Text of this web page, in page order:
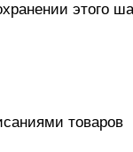
этого
товаров